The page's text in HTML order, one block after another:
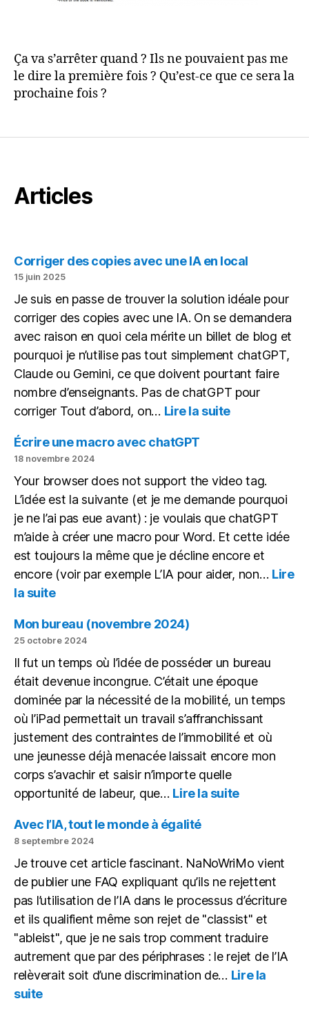
Ça va s’arrêter quand ? Ils ne pouvaient pas me
le dire la première fois ? Qu’est-ce que ce sera la
prochaine fois ?
Articles
Corriger des copies avec une IA en local
15 juin 2025
Je suis en passe de trouver la solution idéale pour
corriger des copies avec une IA. On se demandera
avec raison en quoi cela mérite un billet de blog et
pourquoi je n’utilise pas tout simplement chatGPT,
Claude ou Gemini, ce que doivent pourtant faire
nombre d’enseignants. Pas de chatGPT pour
corriger Tout d’abord, on… Lire la suite:
une
IA
en
local
Écrire une macro avec chatGPT
18 novembre 2024
Your browser does not support the video tag.
L’idée est la suivante (et je me demande pourquoi
je ne l’ai pas eue avant) : je voulais que chatGPT
m’aide à créer une macro pour Word. Et cette idée
est toujours la même que je décline encore et
encore (voir par exemple L’IA pour aider, non… Lire
la suite:
une
macro
chatGPT
Mon bureau (novembre 2024)
25 octobre 2024
Il fut un temps où l’idée de posséder un bureau
était devenue incongrue. C’était une époque
dominée par la nécessité de la mobilité, un temps
où l’iPad permettait un travail s’affranchissant
justement des contraintes de l’immobilité et où
une jeunesse déjà menacée laissait encore mon
corps s’avachir et saisir n’importe quelle
opportunité de labeur, que… Lire la suite:
Avec l’IA, tout le monde à égalité
8 septembre 2024
Je trouve cet article fascinant. NaNoWriMo vient
de publier une FAQ expliquant qu’ils ne rejettent
pas l’utilisation de l’IA dans le processus d’écriture
et ils qualifient même son rejet de "classist" et
"ableist", que je ne sais trop comment traduire
autrement que par des périphrases : le rejet de l’IA
relèverait soit d’une discrimination de… Lire la
suite: